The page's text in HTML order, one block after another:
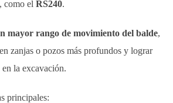
, como el RS240.
mayor rango de movimiento del balde,
zanjas o pozos más profundos y lograr
la excavación.
principales: